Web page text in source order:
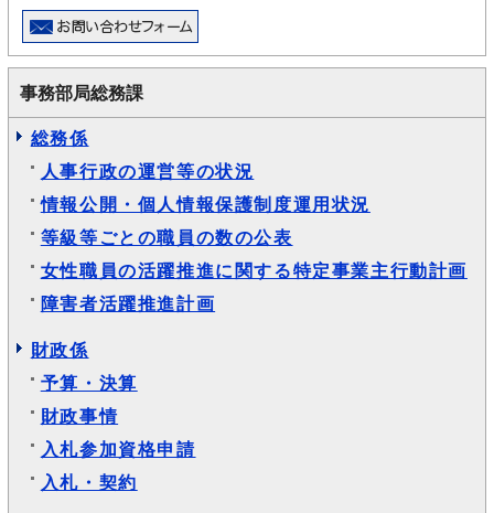
事務部局総務課
総務係
人事行政の運営等の状況
情報公開・個人情報保護制度運用状況
等級等ごとの職員の数の公表
女性職員の活躍推進に関する特定事業主行動計画
障害者活躍推進計画
財政係
予算・決算
財政事情
入札参加資格申請
入札・契約